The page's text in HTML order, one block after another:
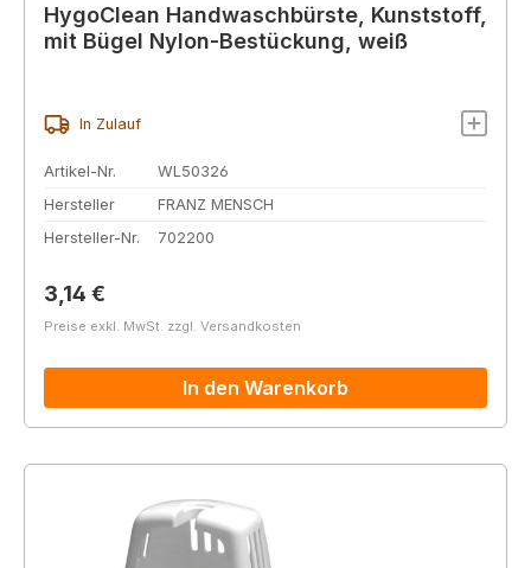
HygoClean Handwaschbürste, Kunststoff,
mit Bügel Nylon-Bestückung, weiß
In Zulauf
Artikel-Nr.
WL50326
Hersteller
FRANZ MENSCH
Hersteller-Nr.
702200
Regulärer Preis:
3,14 €
Preise exkl. MwSt. zzgl. Versandkosten
In den Warenkorb